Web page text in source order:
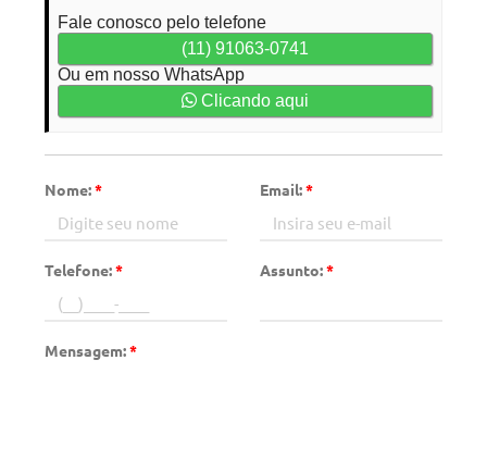
Fale conosco pelo telefone
(11) 91063-0741
Ou em nosso WhatsApp
Clicando aqui
Nome:* Email:*
Telefone:* Assunto:*
Mensagem:*